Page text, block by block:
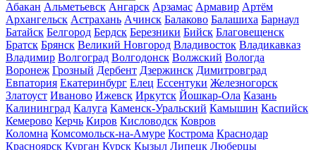
Абакан Альметьевск Ангарск Арзамас Армавир Артём
Архангельск Астрахань Ачинск Балаково Балашиха Барнаул
Батайск Белгород Бердск Березники Бийск Благовещенск
Братск Брянск Великий Новгород Владивосток Владикавказ
Владимир Волгоград Волгодонск Волжский Вологда
Воронеж Грозный Дербент Дзержинск Димитровград
Евпатория Екатеринбург Елец Ессентуки Железногорск
Златоуст Иваново Ижевск Иркутск Йошкар-Ола Казань
Калининград Калуга Каменск-Уральский Камышин Каспийск
Кемерово Керчь Киров Кисловодск Ковров
Коломна Комсомольск-на-Амуре Кострома Краснодар
Красноярск Курган Курск Кызыл Липецк Люберцы